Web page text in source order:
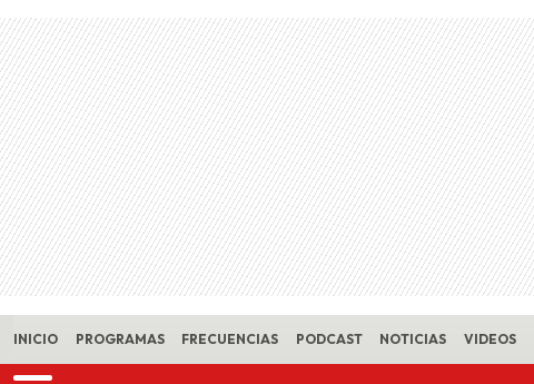
Skip to main content
INICIO PROGRAMAS FRECUENCIAS PODCAST NOTICIAS VIDEOS